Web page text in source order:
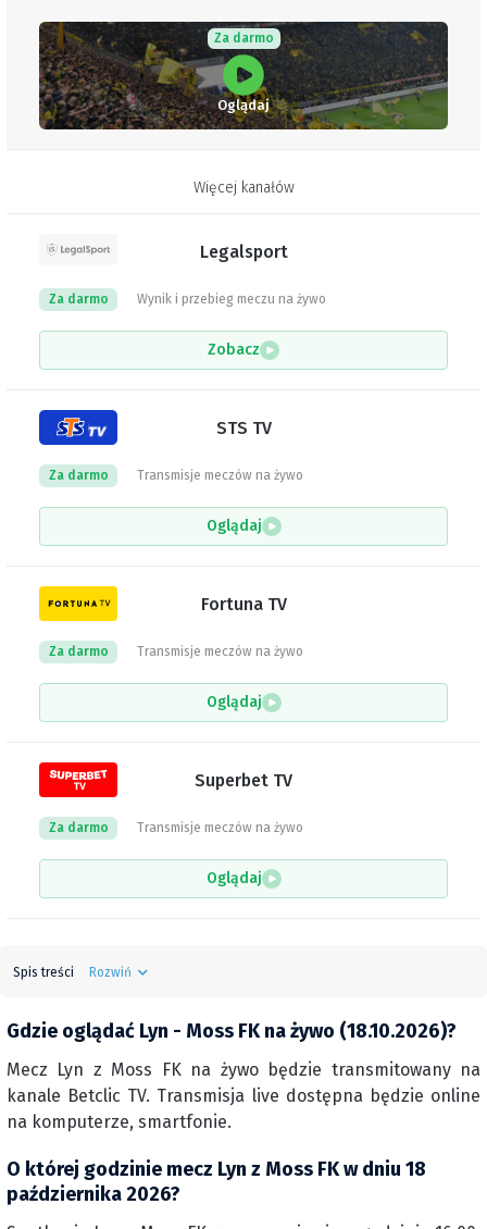
Za darmo
Oglądaj
Więcej kanałów
Legalsport
Wynik i przebieg meczu na żywo
Za darmo
Zobacz
STS TV
Transmisje meczów na żywo
Za darmo
Oglądaj
Fortuna TV
Transmisje meczów na żywo
Za darmo
Oglądaj
Superbet TV
Transmisje meczów na żywo
Za darmo
Oglądaj
Spis treści Rozwiń
Gdzie oglądać Lyn - Moss FK na żywo (18.10.2026)?
Mecz Lyn z Moss FK na żywo będzie transmitowany na
kanale Betclic TV. Transmisja live dostępna będzie online
na komputerze, smartfonie.
O której godzinie mecz Lyn z Moss FK w dniu 18
października 2026?